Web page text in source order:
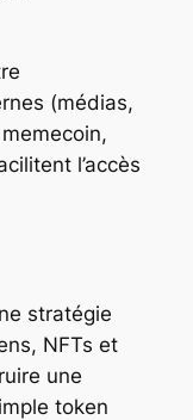
(médias,
l’accès
stratégie
NFTs et
une
token